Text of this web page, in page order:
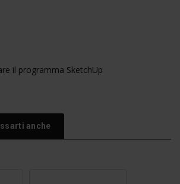
il programma SketchUp
anche